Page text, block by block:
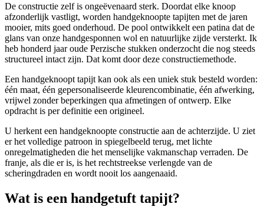
De constructie zelf is ongeëvenaard sterk. Doordat elke knoop
afzonderlijk vastligt, worden handgeknoopte tapijten met de jaren
mooier, mits goed onderhoud. De pool ontwikkelt een patina dat de
glans van onze handgesponnen wol en natuurlijke zijde versterkt. Ik
heb honderd jaar oude Perzische stukken onderzocht die nog steeds
structureel intact zijn. Dat komt door deze constructiemethode.
Een handgeknoopt tapijt kan ook als een uniek stuk besteld worden:
één maat, één gepersonaliseerde kleurencombinatie, één afwerking,
vrijwel zonder beperkingen qua afmetingen of ontwerp. Elke
opdracht is per definitie een origineel.
U herkent een handgeknoopte constructie aan de achterzijde. U ziet
er het volledige patroon in spiegelbeeld terug, met lichte
onregelmatigheden die het menselijke vakmanschap verraden. De
franje, als die er is, is het rechtstreekse verlengde van de
scheringdraden en wordt nooit los aangenaaid.
Wat is een handgetuft tapijt?